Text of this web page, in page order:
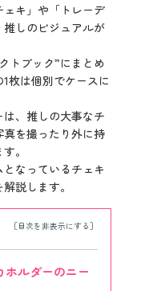
キ」や「トレーデ
しのビジュアルが
トブック”にまとめ
枚は個別でケースに
、推しの大事なチ
を撮ったり外に持
。
なっているチェキ
説します。
ホルダーのニー